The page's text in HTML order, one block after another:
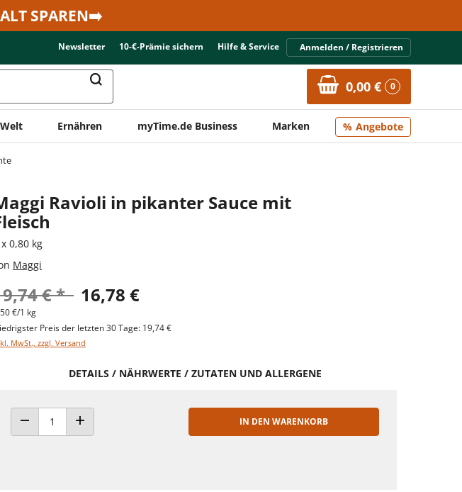
SPAREN➡️
Newsletter 10-€-Prämie sichern Hilfe & Service Anmelden / Registrieren
0,00 € 0
Ernähren myTime.de Business Marken Angebote
Ravioli in pikanter Sauce mit
0,80 kg
Maggi
€ * 16,78 €
€/1 kg
Preis der letzten 30 Tage: 19,74 €
MwSt., zzgl. Versand
DETAILS / NÄHRWERTE / ZUTATEN UND ALLERGENE
ANZAHL VERRINGERNANZAHL ERHÖHEN
IN DEN WARENKORB